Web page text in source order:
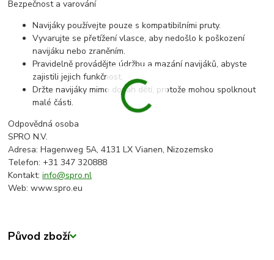
Bezpečnost a varování
Navijáky používejte pouze s kompatibilními pruty.
Vyvarujte se přetížení vlasce, aby nedošlo k poškození
navijáku nebo zraněním.
Pravidelně provádějte údržbu a mazání navijáků, abyste
zajistili jejich funkčnost.
Držte navijáky mimo dosah dětí, protože mohou spolknout
malé části.
Odpovědná osoba
SPRO N.V.
Adresa: Hagenweg 5A, 4131 LX Vianen, Nizozemsko
Telefon: +31 347 320888
Kontakt:info@spro.nl
Web: www.spro.eu
Původ zboží